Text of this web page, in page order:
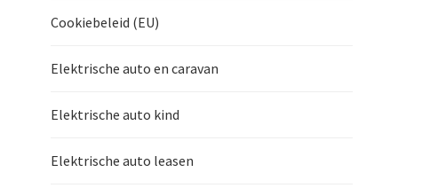
Cookiebeleid (EU)
Elektrische auto en caravan
Elektrische auto kind
Elektrische auto leasen